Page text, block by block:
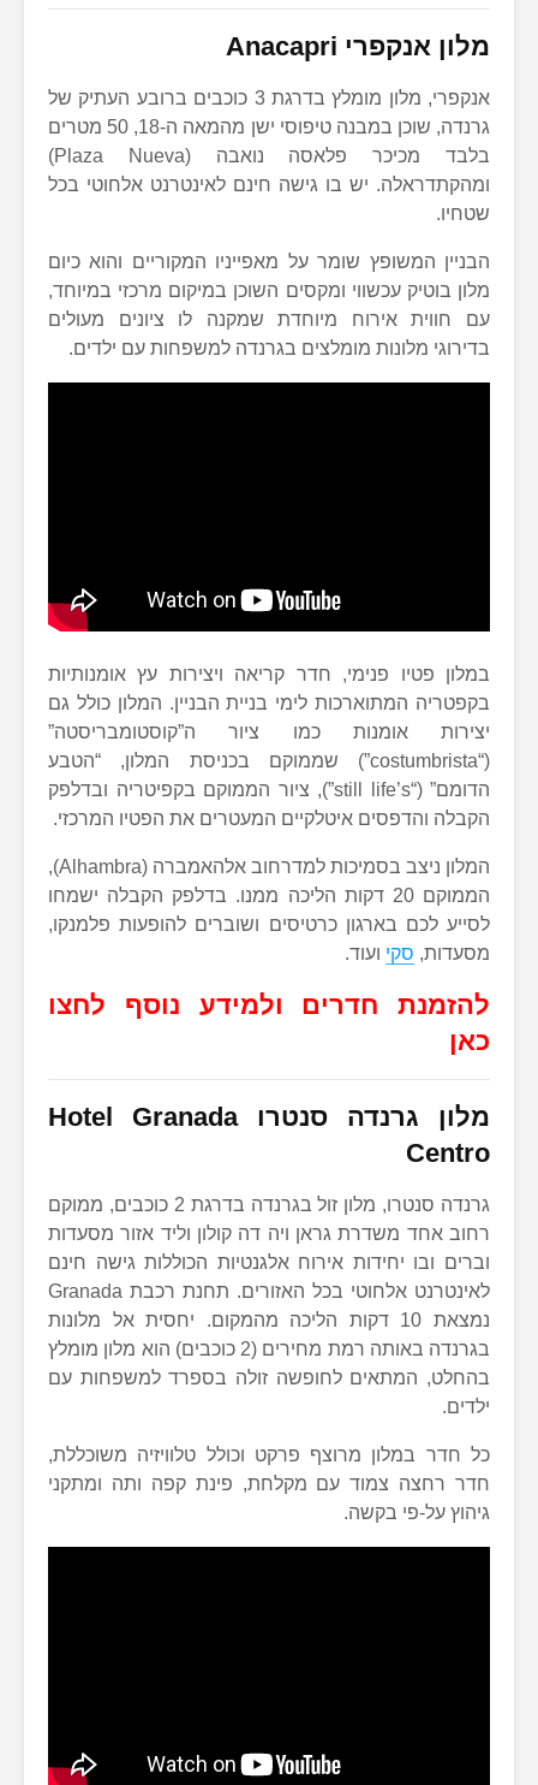
מלון אנקפרי Anacapri
אנקפרי, מלון מומלץ בדרגת 3 כוכבים ברובע העתיק של
גרנדה, שוכן במבנה טיפוסי ישן מהמאה ה-18, 50 מטרים
בלבד מכיכר פלאסה נואבה (Plaza Nueva)
ומהקתדראלה. יש בו גישה חינם לאינטרנט אלחוטי בכל
שטחיו.
הבניין המשופץ שומר על מאפייניו המקוריים והוא כיום
מלון בוטיק עכשווי ומקסים השוכן במיקום מרכזי במיוחד,
עם חווית אירוח מיוחדת שמקנה לו ציונים מעולים
בדירוגי מלונות מומלצים בגרנדה למשפחות עם ילדים.
במלון פטיו פנימי, חדר קריאה ויצירות עץ אומנותיות
בקפטריה המתוארכות לימי בניית הבניין. המלון כולל גם
יצירות אומנות כמו ציור ה”קוסטומבריסטה”
(“costumbrista”) שממוקם בכניסת המלון, “הטבע
הדומם” (“still life’s”), ציור הממוקם בקפיטריה ובדלפק
הקבלה והדפסים איטלקיים המעטרים את הפטיו המרכזי.
המלון ניצב בסמיכות למדרחוב אלהאמברה (Alhambra),
הממוקם 20 דקות הליכה ממנו. בדלפק הקבלה ישמחו
לסייע לכם בארגון כרטיסים ושוברים להופעות פלמנקו,
מסעדות, סקי ועוד.
להזמנת חדרים ולמידע נוסף לחצו
כאן
מלון גרנדה סנטרו
Hotel Granada
Centro
גרנדה סנטרו, מלון זול בגרנדה בדרגת 2 כוכבים, ממוקם
רחוב אחד משדרת גראן ויה דה קולון וליד אזור מסעדות
וברים ובו יחידות אירוח אלגנטיות הכוללות גישה חינם
לאינטרנט אלחוטי בכל האזורים. תחנת רכבת Granada
נמצאת 10 דקות הליכה מהמקום. יחסית אל מלונות
בגרנדה באותה רמת מחירים (2 כוכבים) הוא מלון מומלץ
בהחלט, המתאים לחופשה זולה בספרד למשפחות עם
ילדים.
כל חדר במלון מרוצף פרקט וכולל טלוויזיה משוכללת,
חדר רחצה צמוד עם מקלחת, פינת קפה ותה ומתקני
גיהוץ על-פי בקשה.